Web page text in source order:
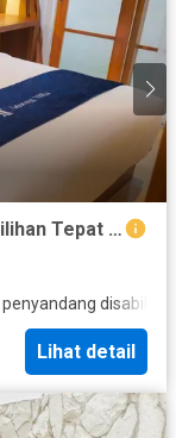
Villa Modern di Tengah Kota Jogja, Pilihan Tepat untuk Liburan maupun Investasi Properti
disabilitas
Lihat detail